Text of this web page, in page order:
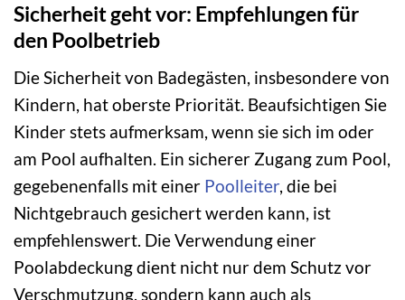
Sicherheit geht vor: Empfehlungen für
den Poolbetrieb
Die Sicherheit von Badegästen, insbesondere von
Kindern, hat oberste Priorität. Beaufsichtigen Sie
Kinder stets aufmerksam, wenn sie sich im oder
am Pool aufhalten. Ein sicherer Zugang zum Pool,
gegebenenfalls mit einer Poolleiter, die bei
Nichtgebrauch gesichert werden kann, ist
empfehlenswert. Die Verwendung einer
Poolabdeckung dient nicht nur dem Schutz vor
Verschmutzung, sondern kann auch als